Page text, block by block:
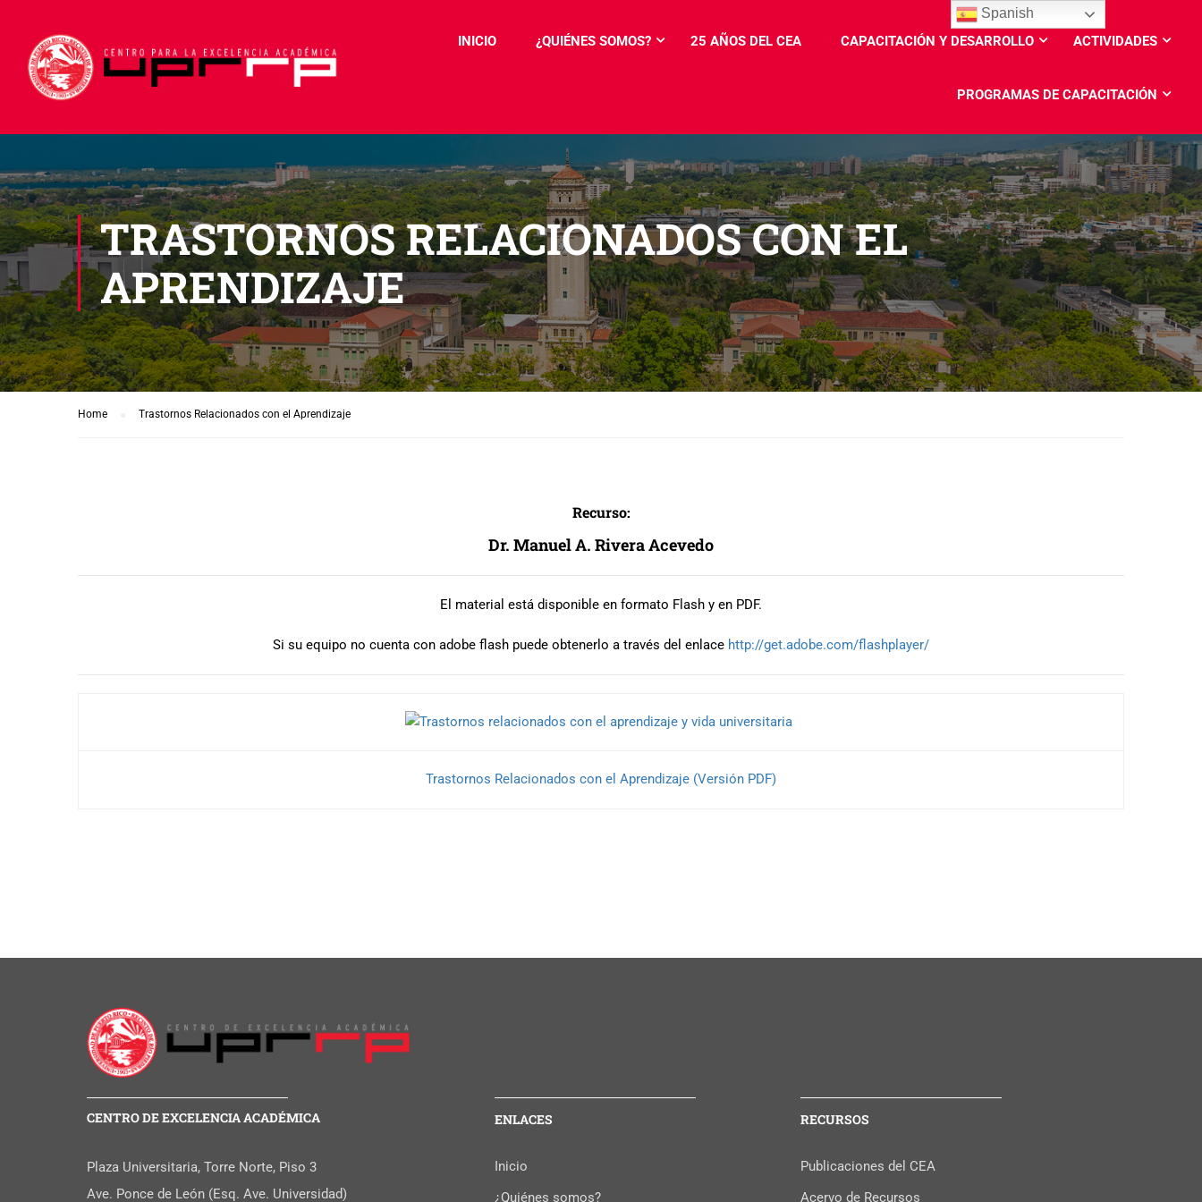
INICIO ¿QUIÉNES SOMOS? 25 AÑOS DEL CEA CAPACITACIÓN Y DESARROLLO ACTIVIDADES
PROGRAMAS DE CAPACITACIÓN
TRASTORNOS RELACIONADOS CON EL
APRENDIZAJE
Home Trastornos Relacionados con el Aprendizaje
Recurso:
Dr. Manuel A. Rivera Acevedo
El material está disponible en formato Flash y en PDF.
Si su equipo no cuenta con adobe flash puede obtenerlo a través del enlace http://get.adobe.com/flashplayer/
Trastornos Relacionados con el Aprendizaje (Versión PDF)
CENTRO DE EXCELENCIA ACADÉMICA
Plaza Universitaria, Torre Norte, Piso 3
Ave. Ponce de León (Esq. Ave. Universidad)
ENLACES
Inicio
¿Quiénes somos?
RECURSOS
Publicaciones del CEA
Acervo de Recursos
Spanish